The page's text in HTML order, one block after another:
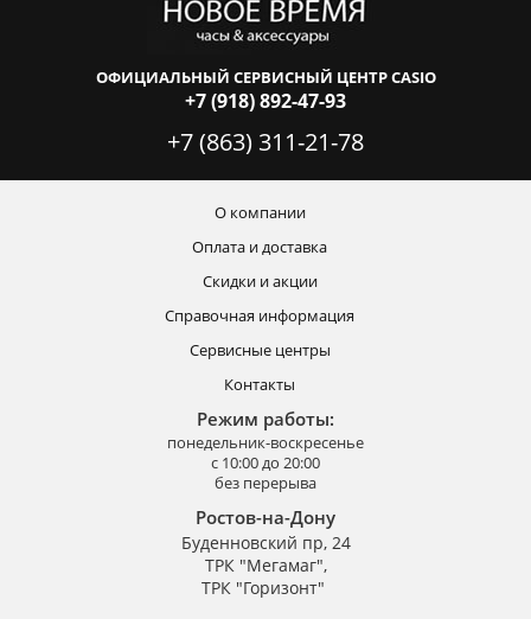
ОФИЦИАЛЬНЫЙ СЕРВИСНЫЙ ЦЕНТР CASIO
+7 (918) 892-47-93
+7 (863) 311-21-78
О компании
Оплата и доставка
Скидки и акции
Справочная информация
Сервисные центры
Контакты
Режим работы:
понедельник-воскресенье
с 10:00 до 20:00
без перерыва
Ростов-на-Дону
Буденновский пр, 24
ТРК "Мегамаг",
ТРК "Горизонт"